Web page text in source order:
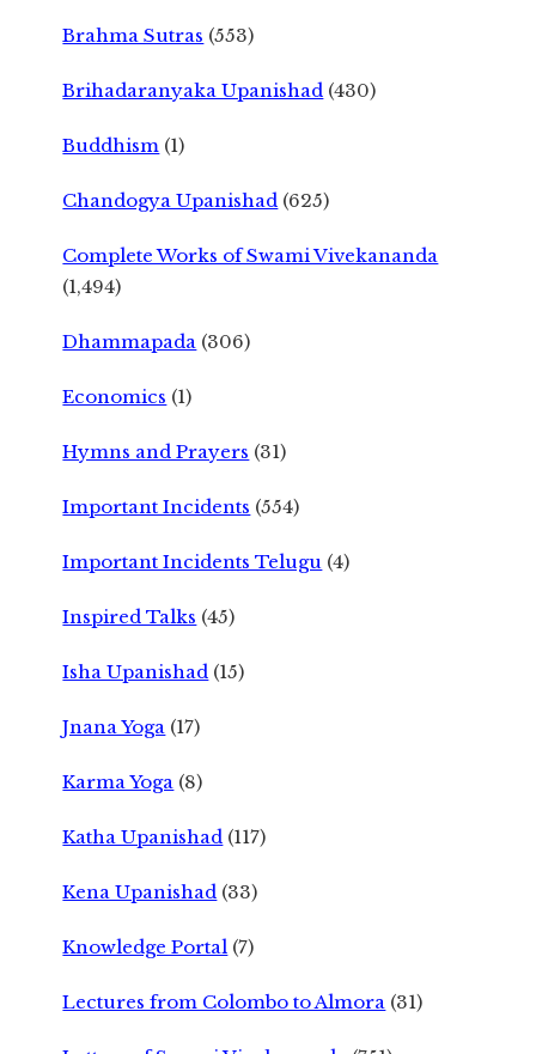
Brahma Sutras (553)
Brihadaranyaka Upanishad (430)
Buddhism (1)
Chandogya Upanishad (625)
Complete Works of Swami Vivekananda
(1,494)
Dhammapada (306)
Economics (1)
Hymns and Prayers (31)
Important Incidents (554)
Important Incidents Telugu (4)
Inspired Talks (45)
Isha Upanishad (15)
Jnana Yoga (17)
Karma Yoga (8)
Katha Upanishad (117)
Kena Upanishad (33)
Knowledge Portal (7)
Lectures from Colombo to Almora (31)